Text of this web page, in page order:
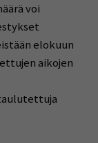
voi
elokuun
aikojen